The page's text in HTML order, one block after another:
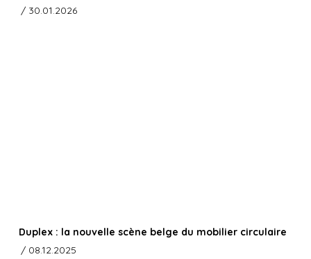
/ 30.01.2026
Duplex : la nouvelle scène belge du mobilier circulaire
/ 08.12.2025